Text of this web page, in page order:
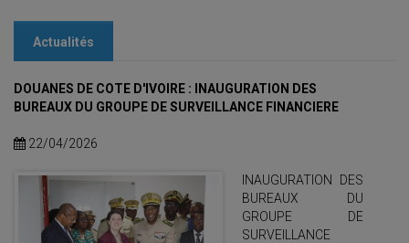
Actualités
DOUANES DE COTE D'IVOIRE : INAUGURATION DES
BUREAUX DU GROUPE DE SURVEILLANCE FINANCIERE
22/04/2026
INAUGURATION DES
BUREAUX DU
GROUPE DE
SURVEILLANCE